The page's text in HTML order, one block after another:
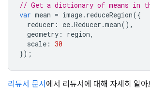
// Get a dictionary of means in
var mean = image. reduceRegion({
reducer : ee.Reducer .mean(),
geometry : region,
scale : 30
});
리듀서 문서 에서 리듀서에 대해 자세히 알아